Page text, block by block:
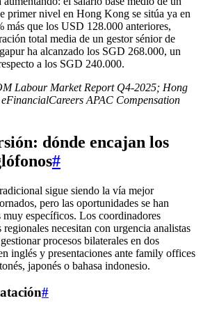
primer nivel en Hong Kong se sitúa ya en
más que los USD 128.000 anteriores,
total media de un gestor sénior de
ha alcanzado los SGD 268.000, un
a los SGD 240.000.
Labour Market Report Q4-2025; Hong
APAC Compensation
dónde encajan los
#
sigue siendo la vía mejor
pero las oportunidades se han
muy específicos. Los coordinadores
necesitan con urgencia analistas
procesos bilaterales en dos
inglés y presentaciones ante family offices
japonés o bahasa indonesio.
#